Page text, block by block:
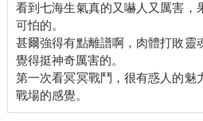
看到七海生氣真的又嚇人又厲害，
可怕的。
甚爾強得有點離譜啊，肉體打敗靈
覺得挺神奇厲害的。
第一次看冥冥戰鬥，很有惑人的魅